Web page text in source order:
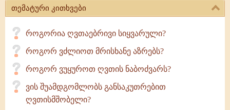
და
თემატური კითხვები
როგორია ღვთაებრივი სიყვარული?
როგორ ვძლიოთ მრისხანე აზრებს?
როგორ ვუყუროთ ღვთის ნაბოძვარს?
ვის შუამდგომლობს განსაკუთრებით
ღვთისმშობელი?